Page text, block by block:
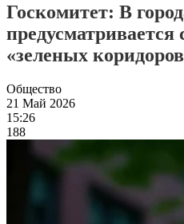
Госкомитет: В
предусматривается
«зеленых
Общество
21 Май 2026
15:26
188